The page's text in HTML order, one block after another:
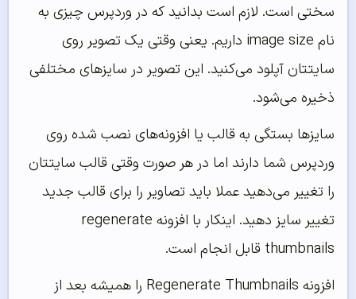
سختی است. لازم است بدانید که در وردپرس چیزی به
نام image size داریم. یعنی وقتی یک تصویر روی
سایتتان آپلود می‌کنید. این تصویر در سایز‌های مختلفی
ذخیره می‌شود.
سایز‌ها بستگی به قالب یا افزونه‌های نصب شده روی
وردپرس شما دارند اما در هر صورت وقتی قالب سایتتان
را تغییر می‌دهید عملا باید تصاویر را برای قالب جدید
تغییر سایز دهید. اینکار با افزونه regenerate
thumbnails قابل انجام است.
افزونه Regenerate Thumbnails را همیشه بعد از